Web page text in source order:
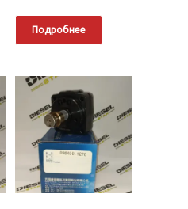
Подробнее